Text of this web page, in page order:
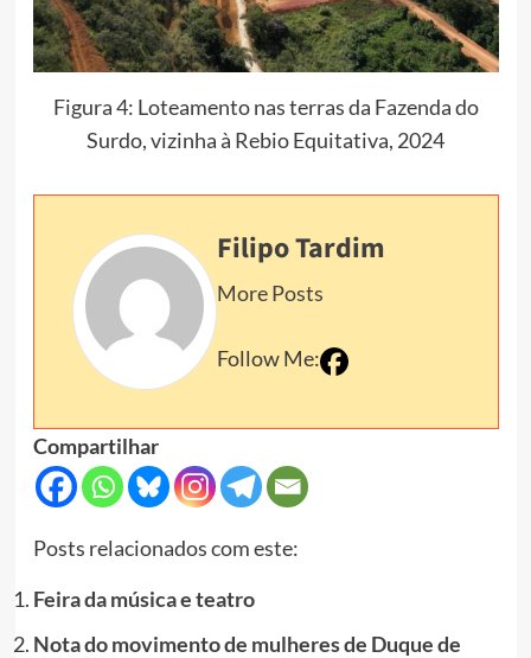
Figura 4: Loteamento nas terras da Fazenda do
Surdo, vizinha à Rebio Equitativa, 2024
Filipo Tardim
More Posts
Follow Me:
Compartilhar
Posts relacionados com este:
Feira da música e teatro
Nota do movimento de mulheres de Duque de